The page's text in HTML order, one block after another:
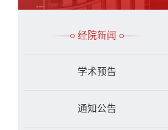
经院新闻
学术预告
通知公告